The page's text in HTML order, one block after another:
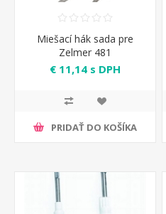
Miešací hák sada pre
Zelmer 481
€ 11,14 s DPH
PRIDAŤ DO KOŠÍKA